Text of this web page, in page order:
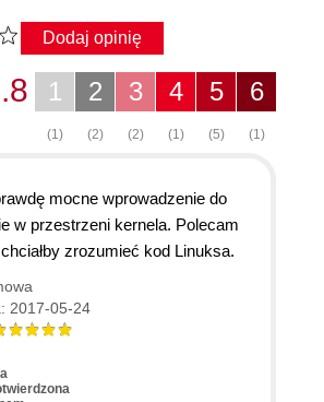
Dodaj opinię
6
(1)
5
(5)
4
(1)
3
(2)
2
(2)
1
(1)
mocne wprowadzenie do
w przestrzeni kernela. Polecam
zrozumieć kod Linuksa.
2017-05-24